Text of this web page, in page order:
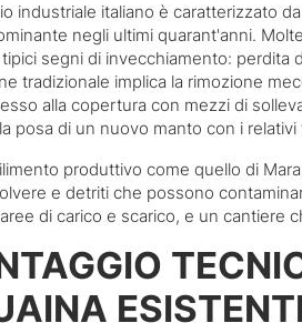
industriale italiano è caratterizzato
negli ultimi quarant'anni.
segni di invecchiamento: perdita
tradizionale implica la rimozione
alla copertura con mezzi di
posa di un nuovo manto con i
produttivo come quello di
e detriti che possono
di carico e scarico, e un cantiere